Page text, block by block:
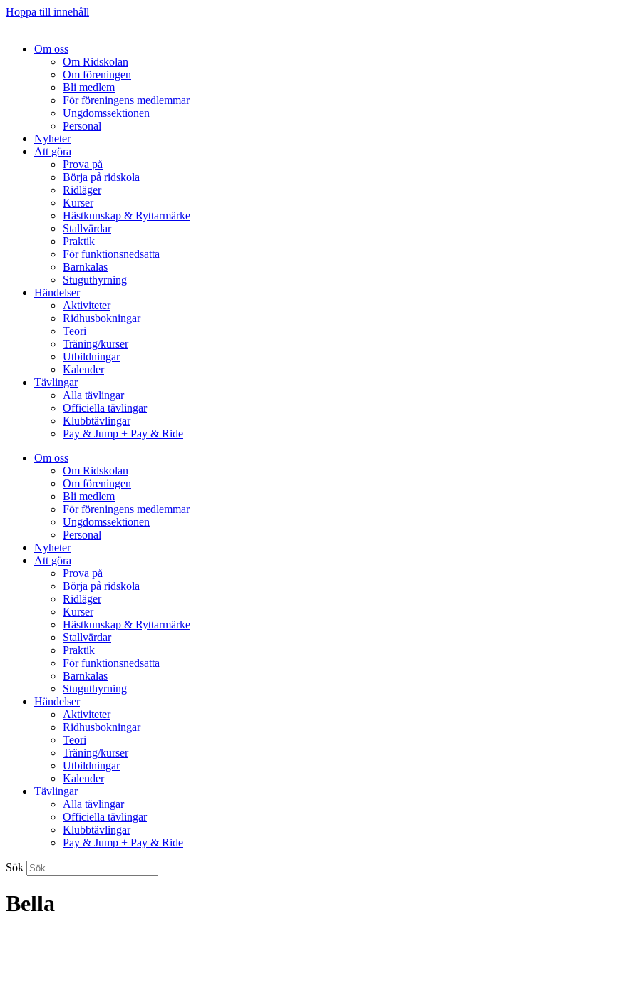
Hoppa till innehåll
Om oss
Om Ridskolan
Om föreningen
Bli medlem
För föreningens medlemmar
Ungdomssektionen
Personal
Nyheter
Att göra
Prova på
Börja på ridskola
Ridläger
Kurser
Hästkunskap & Ryttarmärke
Stallvärdar
Praktik
För funktionsnedsatta
Barnkalas
Stuguthyrning
Händelser
Aktiviteter
Ridhusbokningar
Teori
Träning/kurser
Utbildningar
Kalender
Tävlingar
Alla tävlingar
Officiella tävlingar
Klubbtävlingar
Pay & Jump + Pay & Ride
Om oss
Om Ridskolan
Om föreningen
Bli medlem
För föreningens medlemmar
Ungdomssektionen
Personal
Nyheter
Att göra
Prova på
Börja på ridskola
Ridläger
Kurser
Hästkunskap & Ryttarmärke
Stallvärdar
Praktik
För funktionsnedsatta
Barnkalas
Stuguthyrning
Händelser
Aktiviteter
Ridhusbokningar
Teori
Träning/kurser
Utbildningar
Kalender
Tävlingar
Alla tävlingar
Officiella tävlingar
Klubbtävlingar
Pay & Jump + Pay & Ride
Sök
Bella